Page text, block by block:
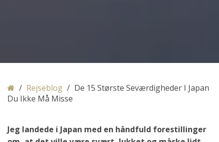
/ Rejseblog / De 15 Største Seværdigheder I Japan
Du Ikke Må Misse
Jeg landede i Japan med en håndfuld forestillinger